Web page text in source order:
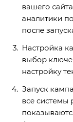
вашего
аналитики
после
Настройка
выбор
настройку
Запуск
все системы